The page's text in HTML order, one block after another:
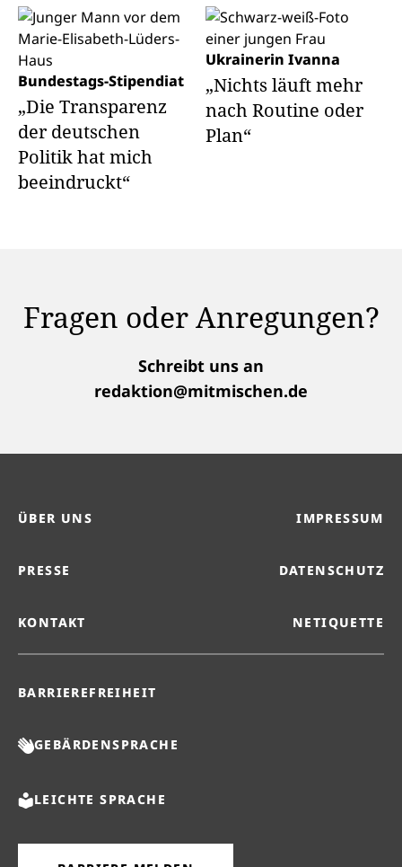
Bundestags-Stipendiat
„Die Transparenz
der deutschen
Politik hat mich
beeindruckt“
Ukrainerin Ivanna
„Nichts läuft mehr
nach Routine oder
Plan“
Fragen oder Anregungen?
Schreibt uns an
redaktion@mitmischen.de
ÜBER UNS IMPRESSUM
PRESSE DATENSCHUTZ
KONTAKT NETIQUETTE
BARRIEREFREIHEIT
GEBÄRDENSPRACHE
LEICHTE SPRACHE